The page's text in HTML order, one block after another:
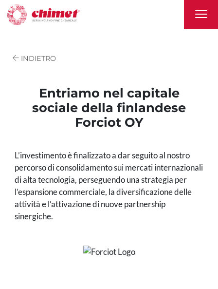
INDIETRO
Entriamo nel capitale
sociale della finlandese
Forciot OY
L’investimento è finalizzato a dar seguito al nostro
percorso di consolidamento sui mercati internazionali
di alta tecnologia, perseguendo una strategia per
l’espansione commerciale, la diversificazione delle
attività e l’attivazione di nuove partnership
sinergiche.